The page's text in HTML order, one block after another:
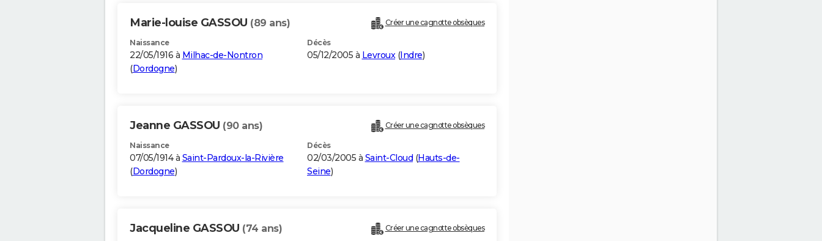
Marie-louise GASSOU (89 ans) Créer une cagnotte obsèques
Naissance
22/05/1916 à Milhac-de-Nontron
(Dordogne)
Décès
05/12/2005 à Levroux(Indre)
Jeanne GASSOU (90 ans) Créer une cagnotte obsèques
Naissance
07/05/1914 à Saint-Pardoux-la-Rivière
(Dordogne)
Décès
02/03/2005 à Saint-Cloud (Hauts-de-
Seine)
Jacqueline GASSOU (74 ans) Créer une cagnotte obsèques